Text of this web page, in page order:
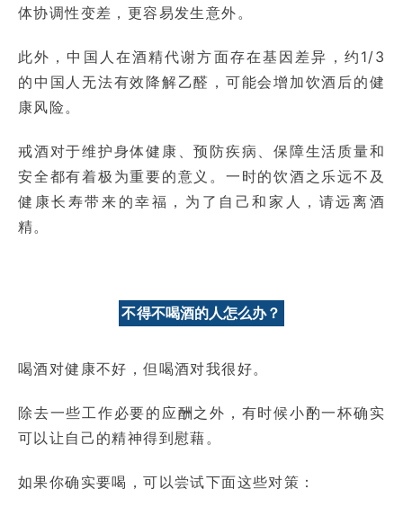
体协调性变差，更容易发生意外。
此外，中国人在酒精代谢方面存在基因差异，约1/3
的中国人无法有效降解乙醛，可能会增加饮酒后的健
康风险。
戒酒对于维护身体健康、预防疾病、保障生活质量和
安全都有着极为重要的意义。一时的饮酒之乐远不及
健康长寿带来的幸福，为了自己和家人，请远离酒
精。
不得不喝酒的人怎么办？
喝酒对健康不好，但喝酒对我很好。
除去一些工作必要的应酬之外，有时候小酌一杯确实
可以让自己的精神得到慰藉。
如果你确实要喝，可以尝试下面这些对策：